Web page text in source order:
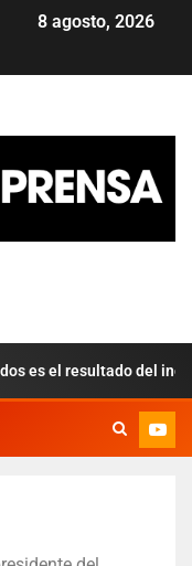
8 agosto, 2026
el resultado del incendio